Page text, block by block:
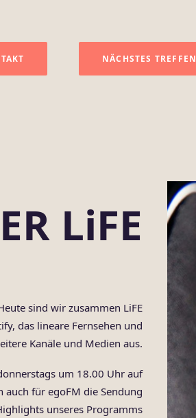
NÄCHSTES TREFFEN
LiFE
sind wir zusammen LiFE
das lineare Fernsehen und
Kanäle und Medien aus.
um 18.00 Uhr auf
für egoFM die Sendung
unseres Programms